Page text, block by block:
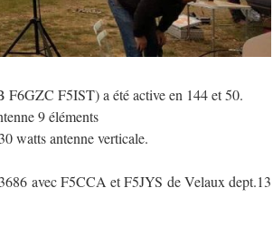
F5IST) a été active en 144 et 50.
9 éléments
watts antenne verticale.
avec F5CCA et F5JYS de Velaux dept.13